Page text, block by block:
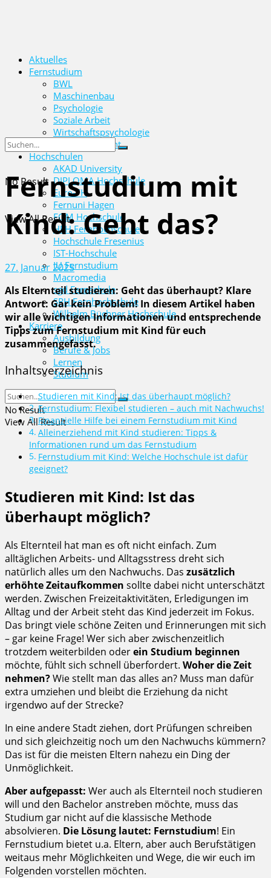
Aktuelles
Fernstudium
BWL
Maschinenbau
Psychologie
Soziale Arbeit
Wirtschaftspsychologie
Wirtschaftsrecht
Hochschulen
AKAD University
DIPLOMA Hochschule
Euro-FH
Fernuni Hagen
FOM Hochschule
HFH Fernhochschule
Hochschule Fresenius
IST-Hochschule
IU Fernstudium
Macromedia
sgd Fernschule
SRH Fernhochschule
Wilhelm Büchner Hochschule
Karriere
Ausbildung
Berufe & Jobs
Lernen
Studium
No Result
View All Result
No Result
View All Result
Fernstudium mit
Kind: Geht das?
27. Januar 2025
Als Elternteil studieren: Geht das überhaupt? Klare
Antwort: Gar kein Problem! In diesem Artikel haben
wir alle wichtigen Informationen und entsprechende
Tipps zum Fernstudium mit Kind für euch
zusammengefasst.
Inhaltsverzeichnis
Studieren mit Kind: Ist das überhaupt möglich?
Fernstudium: Flexibel studieren – auch mit Nachwuchs!
Finanzielle Hilfe bei einem Fernstudium mit Kind
Alleinerziehend mit Kind studieren: Tipps &
Informationen rund um das Fernstudium
Fernstudium mit Kind: Welche Hochschule ist dafür
geeignet?
Studieren mit Kind: Ist das
überhaupt möglich?
Als Elternteil hat man es oft nicht einfach. Zum
alltäglichen Arbeits- und Alltagsstress dreht sich
natürlich alles um den Nachwuchs. Das zusätzlich
erhöhte Zeitaufkommen sollte dabei nicht unterschätzt
werden. Zwischen Freizeitaktivitäten, Erledigungen im
Alltag und der Arbeit steht das Kind jederzeit im Fokus.
Das bringt viele schöne Zeiten und Erinnerungen mit sich
– gar keine Frage! Wer sich aber zwischenzeitlich
trotzdem weiterbilden oderein Studium beginnen
möchte, fühlt sich schnell überfordert. Woher die Zeit
nehmen?Wie stellt man das alles an? Muss man dafür
extra umziehen und bleibt die Erziehung da nicht
irgendwo auf der Strecke?
In eine andere Stadt ziehen, dort Prüfungen schreiben
und sich gleichzeitig noch um den Nachwuchs kümmern?
Das ist für die meisten Eltern nahezu ein Ding der
Unmöglichkeit.
Aber aufgepasst: Wer auch als Elternteil noch studieren
will und den Bachelor anstreben möchte, muss das
Studium gar nicht auf die klassische Methode
absolvieren. Die Lösung lautet: Fernstudium! Ein
Fernstudium bietet u.a. Eltern, aber auch Berufstätigen
weitaus mehr Möglichkeiten und Wege, die wir euch im
Folgenden vorstellen möchten.